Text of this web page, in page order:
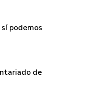
podemos
de